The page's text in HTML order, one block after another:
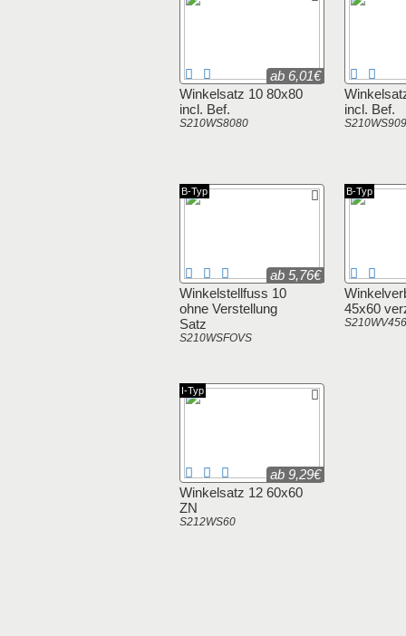
Winkelsatz 10 80x80
incl. Bef.
S210WS8080
ab 6,01€
incl. Bef.
Winkelstellfuss 10
ohne Verstellung
Satz
S210WSFOVS
ab 5,76€
B-Typ
45x60
B-Typ
Winkelsatz 12 60x60
ZN
S212WS60
ab 9,29€
I-Typ